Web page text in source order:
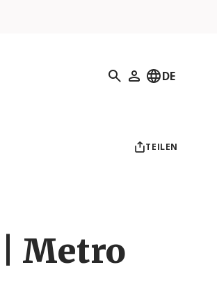
Suchen
Mein Profil
DE
TEILEN
Metro